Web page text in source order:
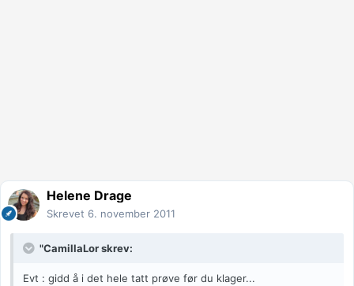
Helene Drage
Skrevet 6. november 2011
"CamillaLor skrev:
Evt : gidd å i det hele tatt prøve før du klager...